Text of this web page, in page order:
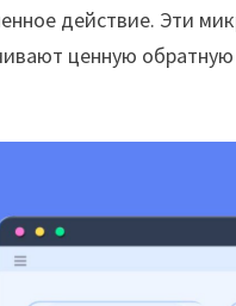
действие. Эти
ценную